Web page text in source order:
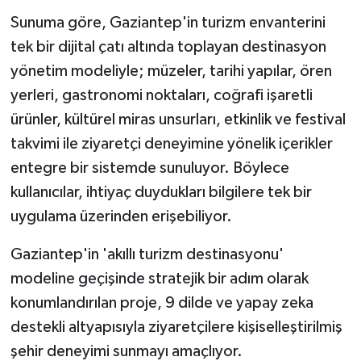
Sunuma göre, Gaziantep'in turizm envanterini
tek bir dijital çatı altında toplayan destinasyon
yönetim modeliyle; müzeler, tarihi yapılar, ören
yerleri, gastronomi noktaları, coğrafi işaretli
ürünler, kültürel miras unsurları, etkinlik ve festival
takvimi ile ziyaretçi deneyimine yönelik içerikler
entegre bir sistemde sunuluyor. Böylece
kullanıcılar, ihtiyaç duydukları bilgilere tek bir
uygulama üzerinden erişebiliyor.
Gaziantep'in 'akıllı turizm destinasyonu'
modeline geçişinde stratejik bir adım olarak
konumlandırılan proje, 9 dilde ve yapay zeka
destekli altyapısıyla ziyaretçilere kişiselleştirilmiş
şehir deneyimi sunmayı amaçlıyor.